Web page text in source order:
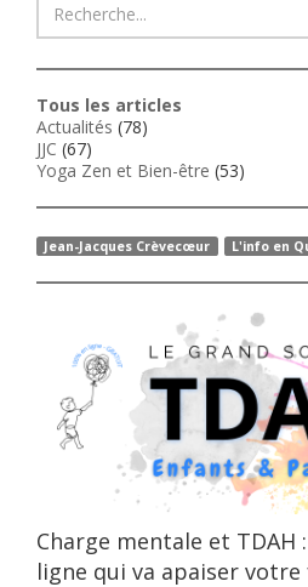
Tous les articles
Actualités (78)
JJC (67)
Yoga Zen et Bien-être (53)
Jean-Jacques Crèvecœur L'info en
Charge mentale et TDAH
ligne qui va apaiser